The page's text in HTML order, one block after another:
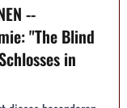
--
"The Blind
in